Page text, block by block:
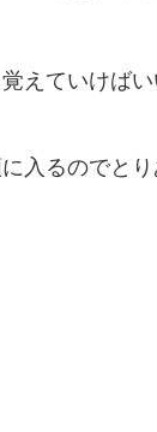
えていけばい
入るのでと